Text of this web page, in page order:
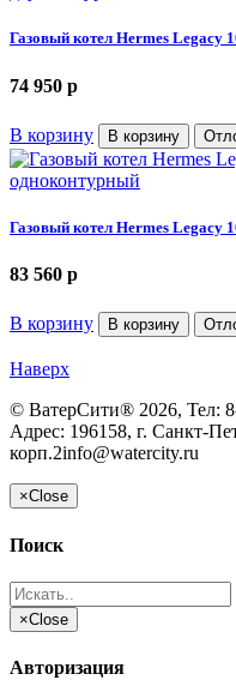
Газовый котел Hermes Legacy
74 950 p
В корзину В корзину
Газовый котел Hermes Legacy
83 560 p
В корзину В корзину
Наверх
© ВатерСити® 2026, Тел:
Адрес: 196158, г. Санкт-
корп.2info@watercity.ru
×Close
Поиск
×Close
Авторизация